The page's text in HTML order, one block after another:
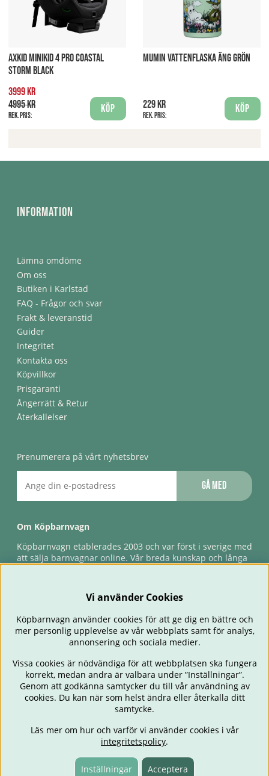
AXKID MINIKID 4 PRO COASTAL
STORM BLACK
3999 kr
4995 kr
Rek. pris:
Köp
MUMIN VATTENFLASKA ÄNG GRÖN
229 kr
Rek. pris:
Köp
Information
Lämna omdöme
Om oss
Butiken i Karlstad
FAQ - Frågor och svar
Frakt & leveranstid
Guider
Integritet
Kontakta oss
Köpvillkor
Prisgaranti
Ångerrätt & Retur
Återkallelser
Prenumerera på vårt nyhetsbrev
Gå med
Om Köpbarnvagn
Köpbarnvagn etablerades 2003 och var först i sverige med
att sälja barnvagnar online. Vår breda kunskap och långa
förlossningsgaranti & förlängd ångerrätt.
BARNVAGNAR BILSTOLAR BABY ÄTA & MATA
RESA
OUTLET
PRESENTTIPS
Vi använder Cookies
Köpbarnvagn använder cookies för att ge dig en bättre och
mer personlig upplevelse av vår webbplats samt för analys,
annonsering och sociala medier.
Vissa cookies är nödvändiga för att webbplatsen ska fungera
korrekt, medan andra är valbara under ”Inställningar”.
Genom att godkänna samtycker du till vår användning av
cookies. Du kan när som helst ändra eller återkalla ditt
samtycke.
Läs mer om hur och varför vi använder cookies i vår
integritetspolicy.
Inställningar Acceptera